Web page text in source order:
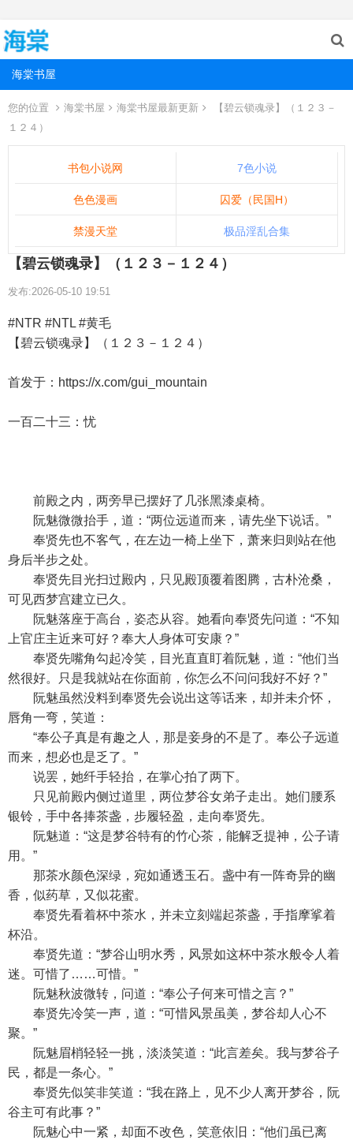
海棠书屋
您的位置 海棠书屋 海棠书屋最新更新
【碧云锁魂录】（１２３－
１２４）
书包小说网 7色小说
色色漫画 囚爱（民国H）
禁漫天堂 极品淫乱合集
【碧云锁魂录】（１２３－１２４）
发布:2026-05-10 19:51
#NTR #NTL #黄毛
【碧云锁魂录】（１２３－１２４）
首发于：https://x.com/gui_mountain
一百二十三：忧
前殿之内，两旁早已摆好了几张黑漆桌椅。
阮魅微微抬手，道：“两位远道而来，请先坐下说话。”
奉贤先也不客气，在左边一椅上坐下，萧来归则站在他
身后半步之处。
奉贤先目光扫过殿内，只见殿顶覆着图腾，古朴沧桑，
可见西梦宫建立已久。
阮魅落座于高台，姿态从容。她看向奉贤先问道：“不知
上官庄主近来可好？奉大人身体可安康？”
奉贤先嘴角勾起冷笑，目光直直盯着阮魅，道：“他们当
然很好。只是我就站在你面前，你怎么不问问我好不好？”
阮魅虽然没料到奉贤先会说出这等话来，却并未介怀，
唇角一弯，笑道：
“奉公子真是有趣之人，那是妾身的不是了。奉公子远道
而来，想必也是乏了。”
说罢，她纤手轻抬，在掌心拍了两下。
只见前殿内侧过道里，两位梦谷女弟子走出。她们腰系
银铃，手中各捧茶盏，步履轻盈，走向奉贤先。
阮魅道：“这是梦谷特有的竹心茶，能解乏提神，公子请
用。”
那茶水颜色深绿，宛如通透玉石。盏中有一阵奇异的幽
香，似药草，又似花蜜。
奉贤先看着杯中茶水，并未立刻端起茶盏，手指摩挲着
杯沿。
奉贤先道：“梦谷山明水秀，风景如这杯中茶水般令人着
迷。可惜了……可惜。”
阮魅秋波微转，问道：“奉公子何来可惜之言？”
奉贤先冷笑一声，道：“可惜风景虽美，梦谷却人心不
聚。”
阮魅眉梢轻轻一挑，淡淡笑道：“此言差矣。我与梦谷子
民，都是一条心。”
奉贤先似笑非笑道：“我在路上，见不少人离开梦谷，阮
谷主可有此事？”
阮魅心中一紧，却面不改色，笑意依旧：“他们虽已离